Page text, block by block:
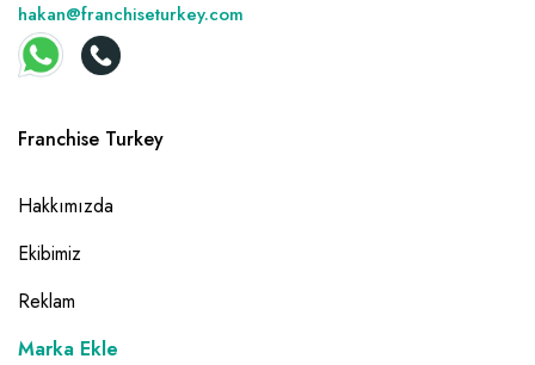
hakan@franchiseturkey.com
Franchise Turkey
Hakkımızda
Ekibimiz
Reklam
Marka Ekle